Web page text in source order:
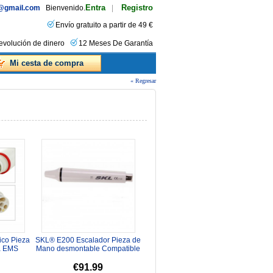
Bienvenido.Entra Registro
Envío gratuito a partir de 49 €
de dinero 12 Meses De Garantía
Mi cesta de compra
« Regresar
Pieza
EMS
SKL® E200 Escalador Pieza de
Mano desmontable Compatible
€91.99